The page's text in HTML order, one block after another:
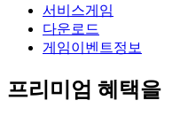
서비스게임
다운로드
게임이벤트정보
프리미엄 혜택을